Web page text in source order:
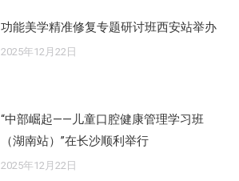
功能美学精准修复专题研讨班西安站举办
2025年12月22日
“中部崛起——儿童口腔健康管理学习班
（湖南站）”在长沙顺利举行
2025年12月22日